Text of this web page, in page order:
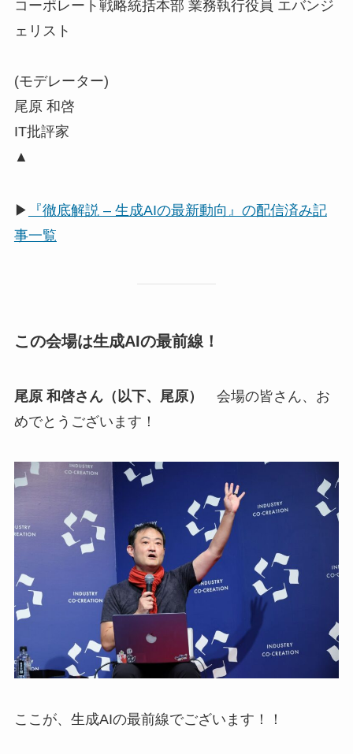
コーポレート戦略統括本部 業務執行役員 エバンジ
ェリスト
(モデレーター)
尾原 和啓
IT批評家
▲
▶
『徹底解説 – 生成AIの最新動向』の配信済み記
事一覧
この会場は生成AIの最前線！
尾原 和啓さん（以下、尾原） 会場の皆さん、お
めでとうございます！
ここが、生成AIの最前線でございます！！